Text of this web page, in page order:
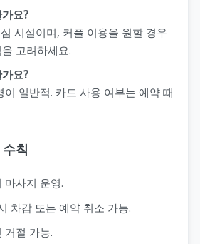
요?
시설이며, 커플 이용을 원할 경우
고려하세요.
요?
일반적. 카드 사용 여부는 예약 때
칙
마사지 운영.
차감 또는 예약 취소 가능.
거절 가능.